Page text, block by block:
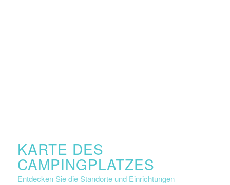
KARTE DES
CAMPINGPLATZES
Entdecken Sie die Standorte und Einrichtungen